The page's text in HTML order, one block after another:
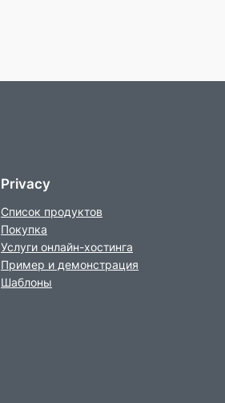
Privacy
Список продуктов
Покупка
Услуги онлайн-хостинга
Пример и демонстрация
Шаблоны